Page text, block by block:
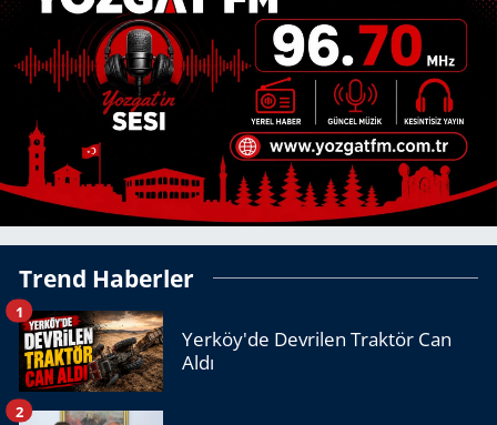
Trend Haberler
Yerköy'de Devrilen Traktör Can
Aldı
1
2